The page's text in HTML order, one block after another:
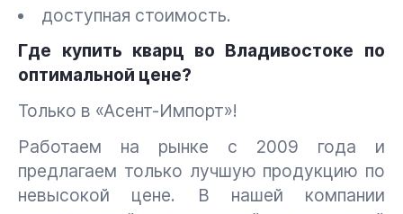
доступная стоимость.
Где купить кварц во Владивостоке по
оптимальной цене?
Только в «Асент-Импорт»!
Работаем на рынке с 2009 года и
предлагаем только лучшую продукцию по
невысокой цене. В нашей компании